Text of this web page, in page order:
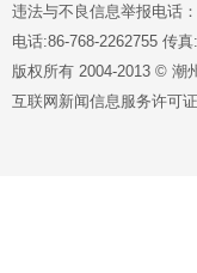
违法与不良信息举报电话
电话:86-768-2262755 传
版权所有 2004-2013 © 潮
互联网新闻信息服务许可